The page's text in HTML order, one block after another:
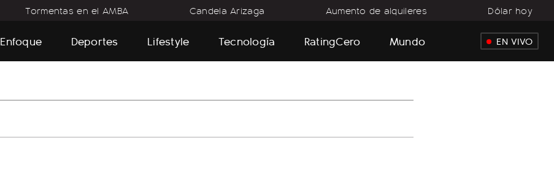
Tormentas en el AMBA Candela Arizaga Aumento de alquileres Dólar hoy
Enfoque Deportes Lifestyle Tecnología RatingCero Mundo EN VIVO